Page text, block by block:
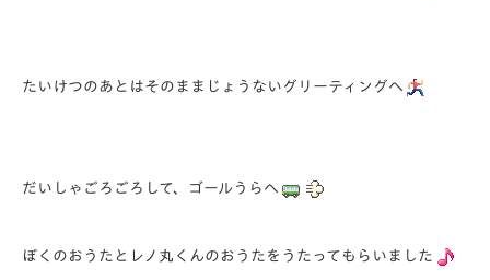
たいけつのあとはそのままじょうないグリーティングへ
だいしゃごろごろして、ゴールうらへ
ぼくのおうたとレノ丸くんのおうたをうたってもらいました